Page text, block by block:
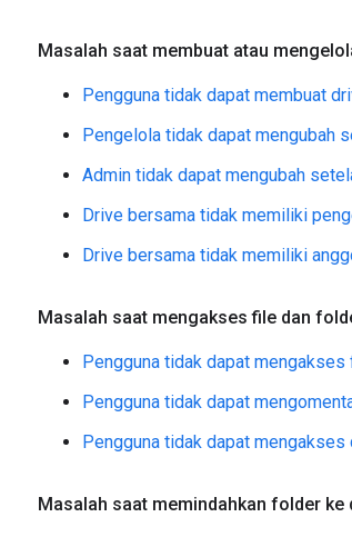
Masalah saat membuat atau
Pengguna tidak dapat membuat
Pengelola tidak dapat mengubah
Admin tidak dapat mengubah
Drive bersama tidak memiliki
Drive bersama tidak memiliki
Masalah saat mengakses file dan
Pengguna tidak dapat
Pengguna tidak dapat
Pengguna tidak dapat
Masalah saat memindahkan folder ke